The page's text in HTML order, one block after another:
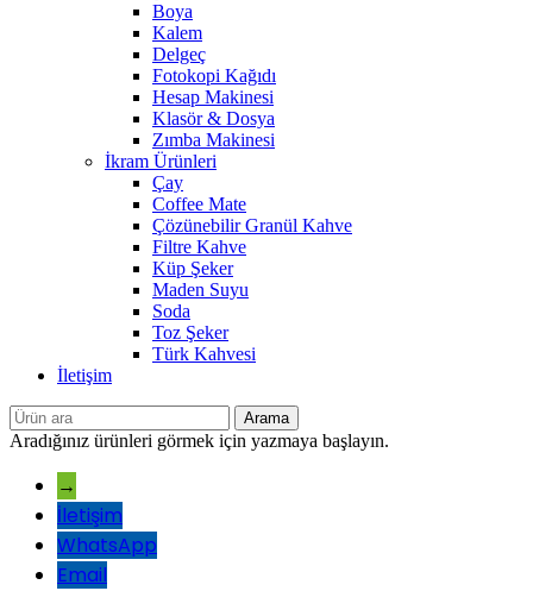
Boya
Kalem
Delgeç
Fotokopi Kağıdı
Hesap Makinesi
Klasör & Dosya
Zımba Makinesi
İkram Ürünleri
Çay
Coffee Mate
Çözünebilir Granül Kahve
Filtre Kahve
Küp Şeker
Maden Suyu
Soda
Toz Şeker
Türk Kahvesi
İletişim
Arama
Aradığınız ürünleri görmek için yazmaya başlayın.
→
İletişim
WhatsApp
Email